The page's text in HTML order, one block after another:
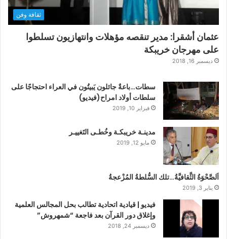
ثقافة وفن
عثمان أشقرا: مدير تنقصه مؤهلات وانتهازيون تسلطوا
على مهرجان خريبكة
ديسمبر 16, 2018
سطات…باعةٌ جائلون يَبيتُون في العراء احتجاجًا على
سلطات أولاد امراح(فيديو)
فبراير 10, 2019
مدينـة خريبكـة وخُطـى التَغييـر
مايو 12, 2019
اَلصَّحْوَةُ الثَّقافيَّةُ…تلك السُّلطةُ المُزْعجةُ
يناير 3, 2019
فيديو | قيادية اتحادية تطالب بحل المجالس العلمية
وإغلاق دور القرآن بعد فاجعة “شمهروش”
ديسمبر 24, 2018